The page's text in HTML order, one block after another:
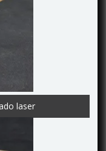
laser